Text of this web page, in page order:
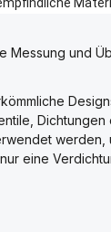
Messung und
Dichtungen
eine